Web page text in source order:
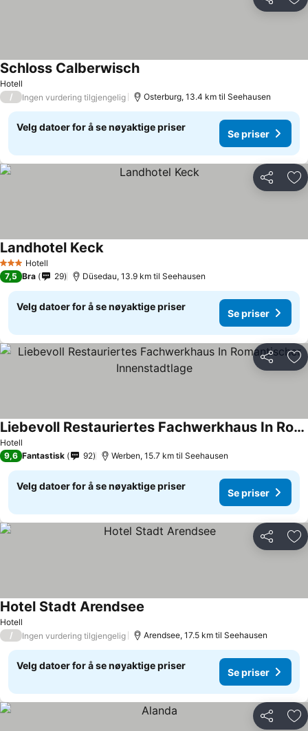
Del
Hotell
Schloss Calberwisch
/ Ingen vurdering tilgjengelig Osterburg, 13.4 km til Seehausen
Velg datoer for å se nøyaktige priser
Se priser
Del
3 StjernerHotell
Landhotel Keck
7,5 Bra 29 Düsedau, 13.9 km til Seehausen
Velg datoer for å se nøyaktige priser
Se priser
Del
Hotell
Liebevoll Restauriertes Fachwerkhaus In Romantischer Innenstadtlage
9,6 Fantastisk 92 Werben, 15.7 km til Seehausen
Velg datoer for å se nøyaktige priser
Se priser
Del
Hotell
Hotel Stadt Arendsee
/ Ingen vurdering tilgjengelig Arendsee, 17.5 km til Seehausen
Velg datoer for å se nøyaktige priser
Se priser
Del